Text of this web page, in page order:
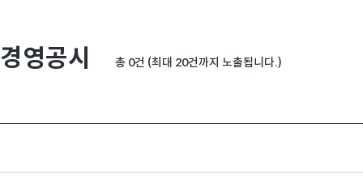
경영공시 총 0건 (최대 20건까지 노출됩니다.)